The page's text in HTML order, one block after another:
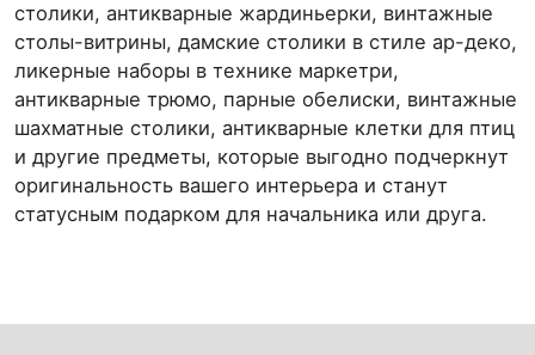
столики, антикварные жардиньерки, винтажные
столы-витрины, дамские столики в стиле ар-деко,
ликерные наборы в технике маркетри,
антикварные трюмо, парные обелиски, винтажные
шахматные столики, антикварные клетки для птиц
и другие предметы, которые выгодно подчеркнут
оригинальность вашего интерьера и станут
статусным подарком для начальника или друга.